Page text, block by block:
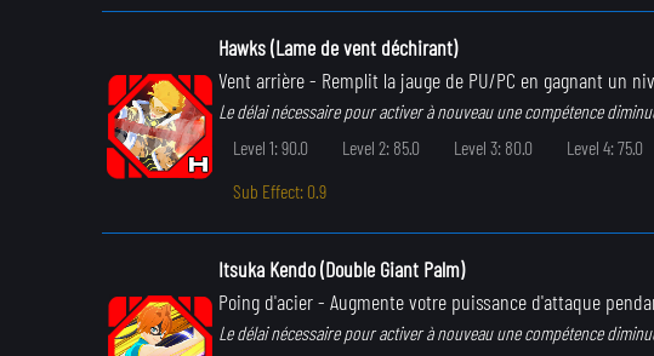
Hawks (Lame de vent déchirant)
Vent arrière- Remplit la jauge de PU/PC en gagnant un
Le délai nécessaire pour activer à nouveau une compétence
Level 1: 90.0
Level 2: 85.0 Level 3: 80.0 Level 4: 75.0
Sub Effect: 0.9
Itsuka Kendo (Double Giant Palm)
Poing d'acier- Augmente votre puissance d'attaque
Le délai nécessaire pour activer à nouveau une compétence